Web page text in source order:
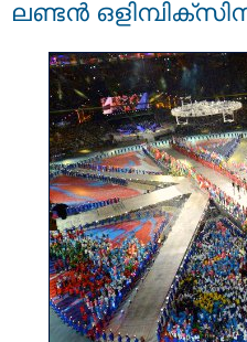
ലണ്ടന്‍